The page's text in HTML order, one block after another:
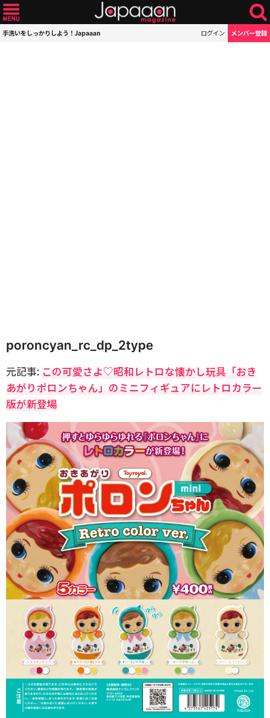
手洗いをしっかりしよう！Japaaan ログイン メンバー登録
poroncyan_rc_dp_2type
元記事: この可愛さよ♡昭和レトロな懐かし玩具「おき
あがりポロンちゃん」のミニフィギュアにレトロカラー
版が新登場